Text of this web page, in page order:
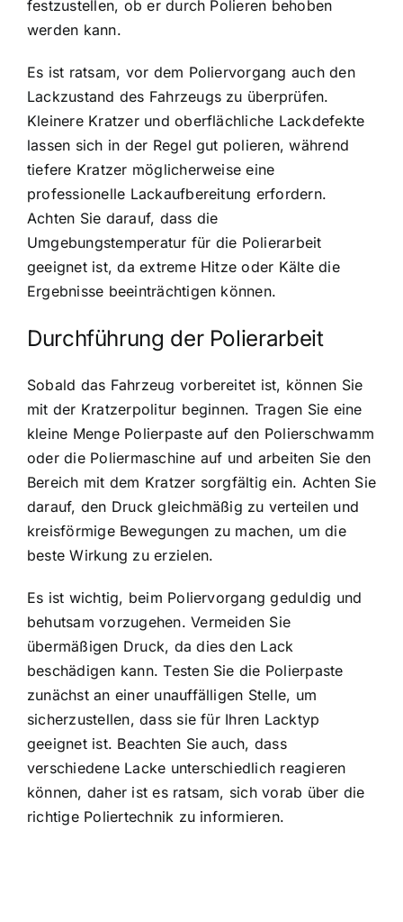
festzustellen, ob er durch Polieren behoben
werden kann.
Es ist ratsam, vor dem Poliervorgang auch den
Lackzustand des Fahrzeugs zu überprüfen.
Kleinere Kratzer und oberflächliche Lackdefekte
lassen sich in der Regel gut polieren, während
tiefere Kratzer möglicherweise eine
professionelle Lackaufbereitung erfordern.
Achten Sie darauf, dass die
Umgebungstemperatur für die Polierarbeit
geeignet ist, da extreme Hitze oder Kälte die
Ergebnisse beeinträchtigen können.
Durchführung der Polierarbeit
Sobald das Fahrzeug vorbereitet ist, können Sie
mit der Kratzerpolitur beginnen. Tragen Sie eine
kleine Menge Polierpaste auf den Polierschwamm
oder die Poliermaschine auf und arbeiten Sie den
Bereich mit dem Kratzer sorgfältig ein. Achten Sie
darauf, den Druck gleichmäßig zu verteilen und
kreisförmige Bewegungen zu machen, um die
beste Wirkung zu erzielen.
Es ist wichtig, beim Poliervorgang geduldig und
behutsam vorzugehen. Vermeiden Sie
übermäßigen Druck, da dies den Lack
beschädigen kann. Testen Sie die Polierpaste
zunächst an einer unauffälligen Stelle, um
sicherzustellen, dass sie für Ihren Lacktyp
geeignet ist. Beachten Sie auch, dass
verschiedene Lacke unterschiedlich reagieren
können, daher ist es ratsam, sich vorab über die
richtige Poliertechnik zu informieren.